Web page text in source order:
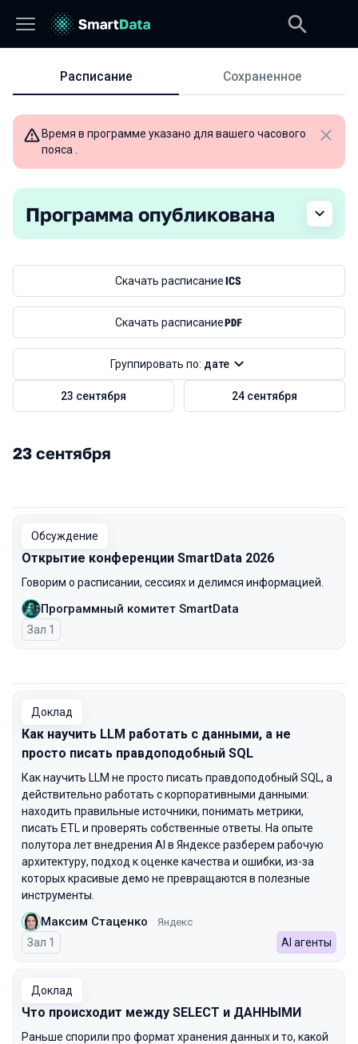
Расписание
Расписание Сохраненное
Время в программе указано для вашего часового
пояса .
Программа опубликована
23 сентября 24 сентября
Скачать расписание
Скачать расписание
Группировать по: дате
23 сентября
Обсуждение
Открытие конференции SmartData 2026
Говорим о расписании, сессиях и делимся информацией.
Программный комитет SmartData
Зал 1
Доклад
Как научить LLM работать с данными, а не
просто писать правдоподобный SQL
Как научить LLM не просто писать правдоподобный SQL, а
действительно работать с корпоративными данными:
находить правильные источники, понимать метрики,
писать ETL и проверять собственные ответы. На опыте
полутора лет внедрения AI в Яндексе разберем рабочую
архитектуру, подход к оценке качества и ошибки, из-за
которых красивые демо не превращаются в полезные
инструменты.
Максим Стаценко Яндекс
Зал 1 AI агенты
Доклад
Что происходит между SELECT и ДАННЫМИ
Раньше спорили про формат хранения данных и то, какой